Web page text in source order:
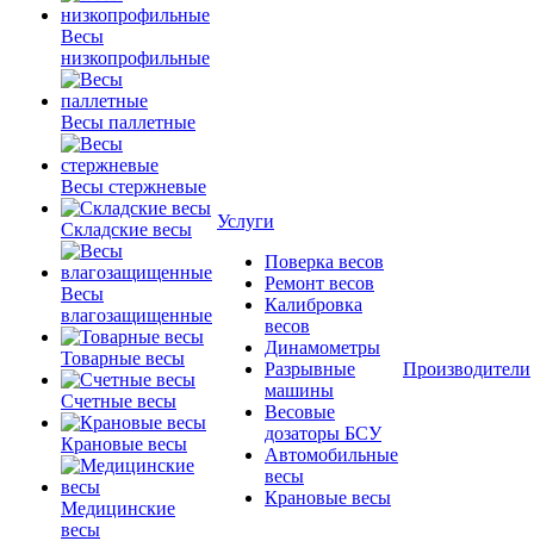
Весы
низкопрофильные
Весы паллетные
Весы стержневые
Складские весы
Весы
влагозащищенные
Товарные весы
Счетные весы
Крановые весы
Медицинские
весы
Услуги
Поверка весов
Ремонт весов
Калибровка
весов
Динамометры
Разрывные
машины
Весовые
дозаторы БСУ
Автомобильные
весы
Крановые весы
Производители